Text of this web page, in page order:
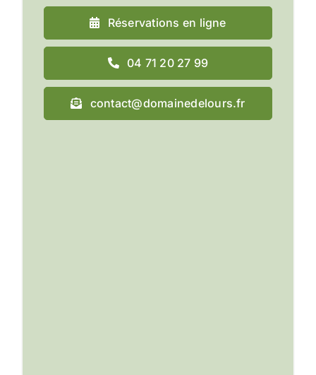
Réservations en ligne
04 71 20 27 99
contact@domainedelours.fr